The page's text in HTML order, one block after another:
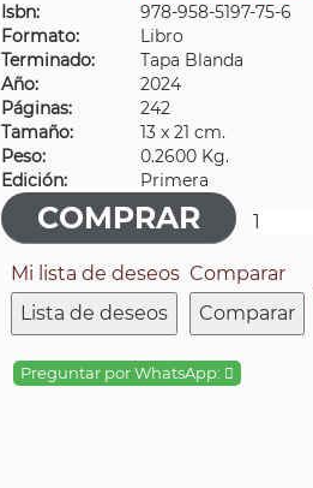
Isbn:
978-958-5197-75-6
Formato:
Libro
Terminado:
Tapa Blanda
Año:
2024
Páginas:
242
Tamaño:
13 x 21 cm.
Peso:
0.2600 Kg.
Edición:
Primera
Mi lista de deseos
Lista de deseos
Comparar
Comparar
Preguntar por WhatsApp: